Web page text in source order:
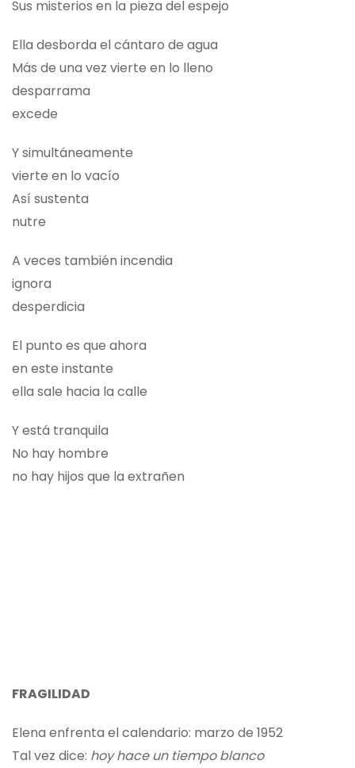
Sus misterios en la pieza del espejo
Ella desborda el cántaro de agua
Más de una vez vierte en lo lleno
desparrama
excede
Y simultáneamente
vierte en lo vacío
Así sustenta
nutre
A veces también incendia
ignora
desperdicia
El punto es que ahora
en este instante
ella sale hacia la calle
Y está tranquila
No hay hombre
no hay hijos que la extrañen
FRAGILIDAD
Elena enfrenta el calendario: marzo de 1952
Tal vez dice: hoy hace un tiempo blanco